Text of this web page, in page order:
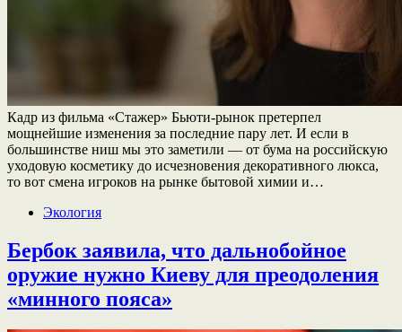
Кадр из фильма «Стажер» Бьюти-рынок претерпел
мощнейшие изменения за последние пару лет. И если в
большинстве ниш мы это заметили — от бума на российскую
уходовую косметику до исчезновения декоративного люкса,
то вот смена игроков на рынке бытовой химии и…
Экология
Бербок заявила, что дальнобойное
оружие нужно Киеву для преодоления
«минного пояса»